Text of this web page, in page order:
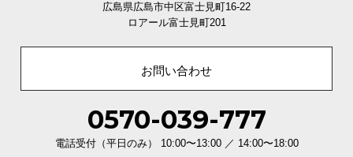
広島県広島市中区富士見町16-22
ロアール富士見町201
お問い合わせ
0570-039-777
電話受付（平日のみ） 10:00〜13:00 ／ 14:00〜18:00